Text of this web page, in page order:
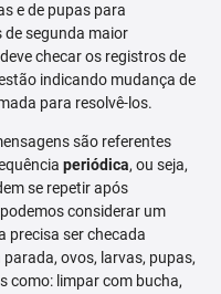
e de pupas para
de segunda maior
checar os registros de
indicando mudança de
para resolvê-los.
são referentes
periódica, ou seja,
se repetir após
considerar um
precisa ser checada
ovos, larvas, pupas,
como: limpar com bucha,